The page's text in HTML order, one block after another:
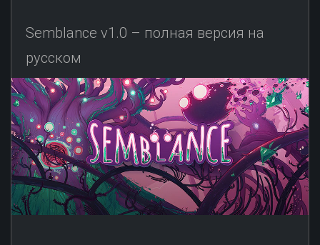
Semblance v1.0 – полная версия на
русском